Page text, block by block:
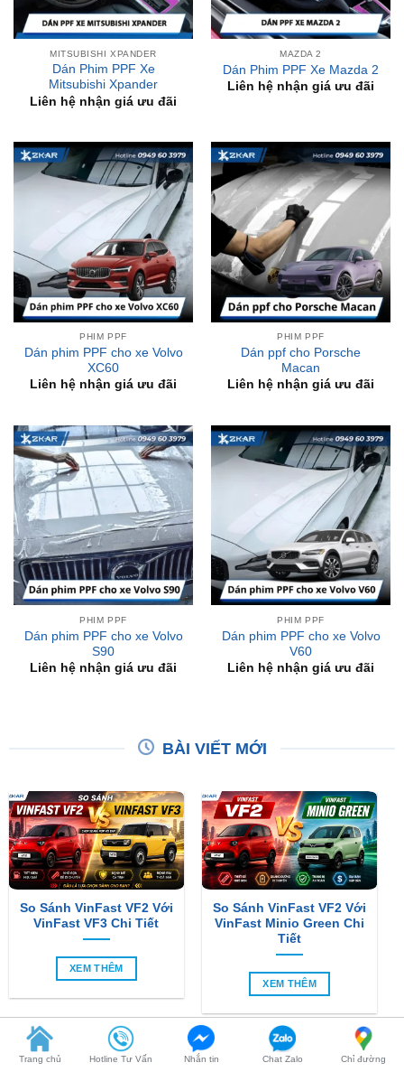
MITSUBISHI XPANDER
Dán Phim PPF Xe
Mitsubishi Xpander
Liên hệ nhận giá ưu đãi
MAZDA 2
Dán Phim PPF Xe Mazda 2
Liên hệ nhận giá ưu đãi
PHIM PPF
Dán phim PPF cho xe Volvo
XC60
Liên hệ nhận giá ưu đãi
PHIM PPF
Dán ppf cho Porsche
Macan
Liên hệ nhận giá ưu đãi
PHIM PPF
Dán phim PPF cho xe Volvo
S90
Liên hệ nhận giá ưu đãi
PHIM PPF
Dán phim PPF cho xe Volvo
V60
Liên hệ nhận giá ưu đãi
So Sánh VinFast VF2 Với
VinFast VF3 Chi Tiết
XEM THÊM
So Sánh VinFast VF2 Với
VinFast Minio Green Chi
Tiết
XEM THÊM
Trang chủ Hotline Tư Vấn Nhắn tin Chat Zalo Chỉ đường